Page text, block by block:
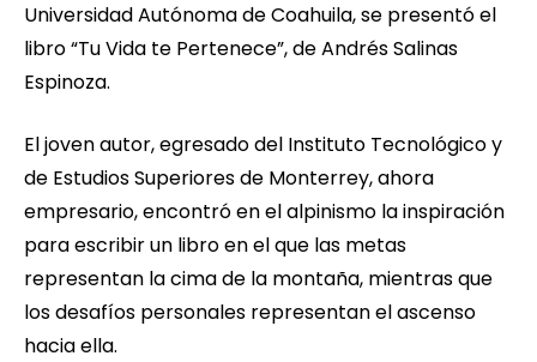
Universidad Autónoma de Coahuila, se presentó el
libro “Tu Vida te Pertenece”, de Andrés Salinas
Espinoza.
El joven autor, egresado del Instituto Tecnológico y
de Estudios Superiores de Monterrey, ahora
empresario, encontró en el alpinismo la inspiración
para escribir un libro en el que las metas
representan la cima de la montaña, mientras que
los desafíos personales representan el ascenso
hacia ella.